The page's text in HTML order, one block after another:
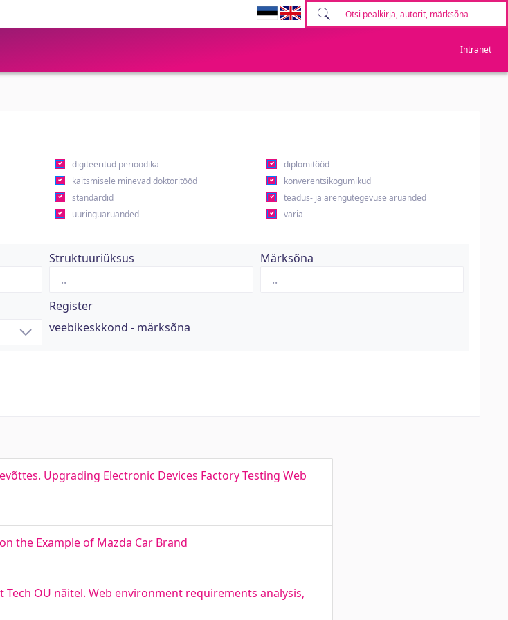
Intranet
digiteeritud perioodika
diplomitööd
kaitsmisele minevad doktoritööd
konverentsikogumikud
standardid
teadus- ja arengutegevuse aruanded
uuringuaruanded
varia
Struktuuriüksus Märksõna
Register
veebikeskkond - märksõna
Upgrading Electronic Devices Factory Testing Web
the Example of Mazda Car Brand
OÜ näitel. Web environment requirements analysis,